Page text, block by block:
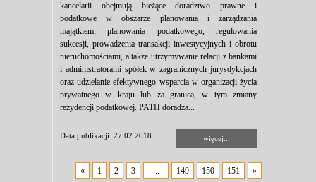
kancelarii obejmują bieżące doradztwo prawne i
podatkowe w obszarze planowania i zarządzania
majątkiem, planowania podatkowego, regulowania
sukcesji, prowadzenia transakcji inwestycyjnych i obrotu
nieruchomościami, a także utrzymywanie relacji z bankami
i administratorami spółek w zagranicznych jurysdykcjach
oraz udzielanie efektywnego wsparcia w organizacji życia
prywatnego w kraju lub za granicą, w tym zmiany
rezydencji podatkowej. PATH doradza...
Data publikacji: 27.02.2018 więcej...
« 1 2 3 ... 149 150 151 »